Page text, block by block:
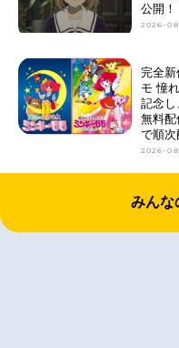
公開
2026-
完全新
モ 憧
記念し
無料
で順次
2026-
みんな